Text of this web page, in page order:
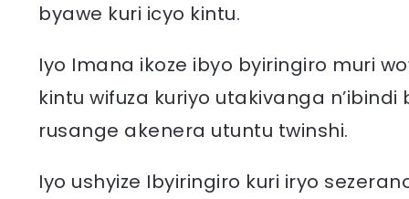
byawe kuri icyo kintu.
Iyo Imana ikoze ibyo byiringiro muri
kintu wifuza kuriyo utakivanga
rusange akenera utuntu twinshi.
Iyo ushyize Ibyiringiro kuri iryo